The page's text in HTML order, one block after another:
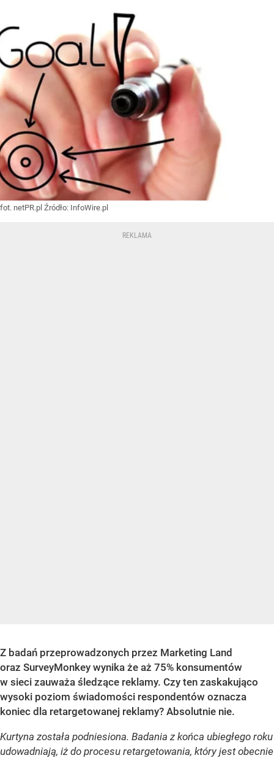
fot. netPR.pl Źródło: InfoWire.pl
Z badań przeprowadzonych przez Marketing Land
oraz SurveyMonkey wynika że aż 75% konsumentów
w sieci zauważa śledzące reklamy. Czy ten zaskakująco
wysoki poziom świadomości respondentów oznacza
koniec dla retargetowanej reklamy? Absolutnie nie.
Kurtyna została podniesiona. Badania z końca ubiegłego roku
udowadniają, iż do procesu retargetowania, który jest obecnie